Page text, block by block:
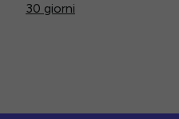
30 giorni